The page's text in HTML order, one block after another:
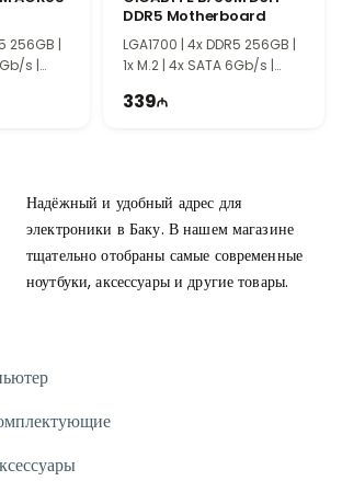
256GB |
s |
DDR5 Motherboard
LGA1700 | 4x DDR5 256GB |
1x M.2 | 4x SATA 6Gb/s |
339
Надёжный и удобный адрес для
электроники в Баку. В нашем магазине
тщательно отобраны самые современные
ноутбуки, аксессуары и другие товары.